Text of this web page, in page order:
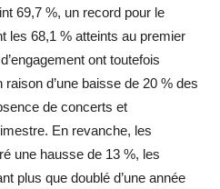
69,7 %, un record pour le
les 68,1 % atteints au premier
ont toutefois
d’une baisse de 20 % des
de concerts et
En revanche, les
une hausse de 13 %, les
plus que doublé d’une année